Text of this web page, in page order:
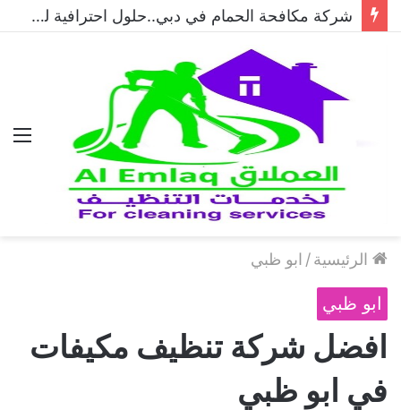
شركة مكافحة الحمام في دبي..حلول احترافية لطرد الحمام وحماية المباني نهائيًا
الرئيسية/ ابو ظبي
ابو ظبي
افضل شركة تنظيف مكيفات
في ابو ظبي